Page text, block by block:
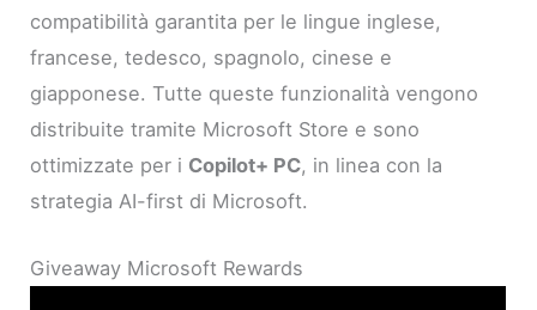
compatibilità garantita per le lingue inglese,
francese, tedesco, spagnolo, cinese e
giapponese. Tutte queste funzionalità vengono
distribuite tramite Microsoft Store e sono
ottimizzate per i Copilot+ PC, in linea con la
strategia AI-first di Microsoft.
Giveaway Microsoft Rewards